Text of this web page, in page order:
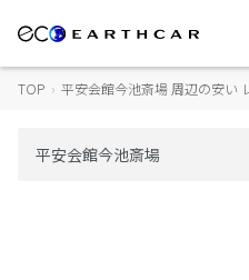
TOP › 平安会館今池斎場 周辺の安い